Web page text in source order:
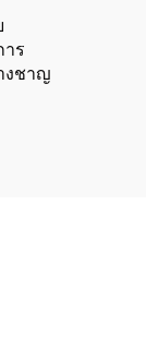
ร
งชาญ